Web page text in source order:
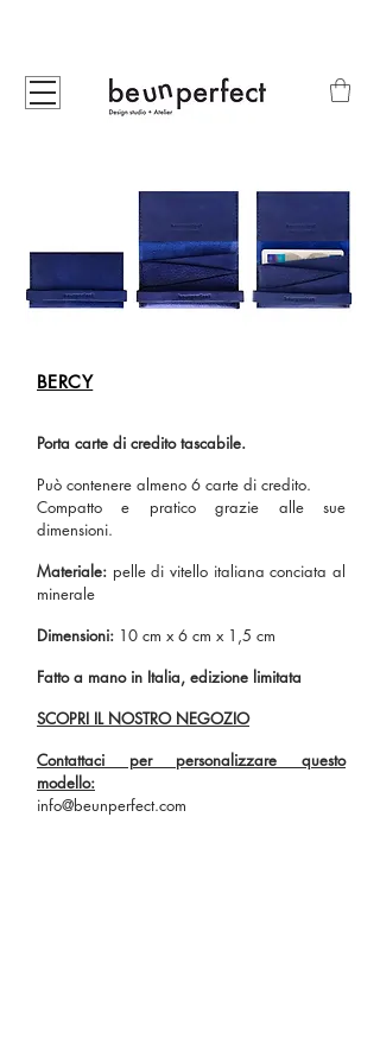
BERCY
Porta carte di credito tascabile.
Può contenere almeno 6 carte di credito.
Compatto e pratico grazie alle sue
dimensioni.
Materiale: pelle di vitello italiana conciata al
minerale
Dimensioni: 10 cm x 6 cm x 1,5 cm
Fatto a mano in Italia, edizione limitata
SCOPRI IL NOSTRO NEGOZIO
Contattaci per personalizzare questo
modello:
info@beunperfect.com